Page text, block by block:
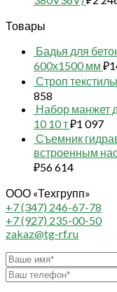
Товары
Бадья для
600х1500 мм ₽
Строп
858
Набор манжет
10 10 т₽1 097
Съемник
встроенным
₽56 614
ООО «Техгрупп»
+7 (347) 246-67-78
+7 (927) 235-00-50
zakaz@tg-rf.ru